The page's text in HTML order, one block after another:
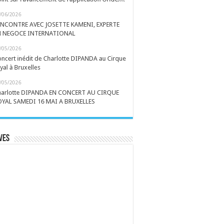
06/2026
AVEC JOSETTE KAMENI, EXPERTE
NEGOCE INTERNATIONAL
05/2026
inédit de Charlotte DIPANDA au Cirque
à Bruxelles
05/2026
DIPANDA EN CONCERT AU CIRQUE
SAMEDI 16 MAI A BRUXELLES